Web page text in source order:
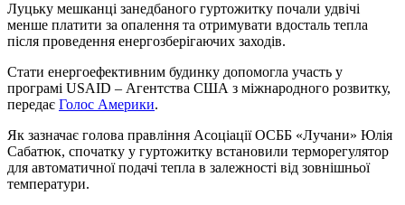
Луцьку мешканці занедбаного гуртожитку почали удвічі
менше платити за опалення та отримувати вдосталь тепла
після проведення енергозберігаючих заходів.
Стати енергоефективним будинку допомогла участь у
програмі USAID – Агентства США з міжнародного розвитку,
передає Голос Америки.
Як зазначає голова правління Асоціації ОСББ «Лучани» Юлія
Сабатюк, спочатку у гуртожитку встановили терморегулятор
для автоматичної подачі тепла в залежності від зовнішньої
температури.